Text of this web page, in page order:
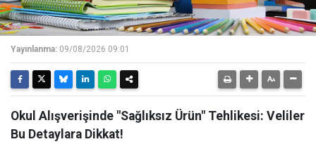
Yayınlanma: 09/08/2026 09:01
Okul Alışverişinde "Sağlıksız Ürün" Tehlikesi: Veliler
Bu Detaylara Dikkat!